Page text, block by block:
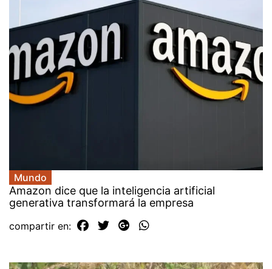
Mundo
Amazon dice que la inteligencia artificial
generativa transformará la empresa
compartir en: